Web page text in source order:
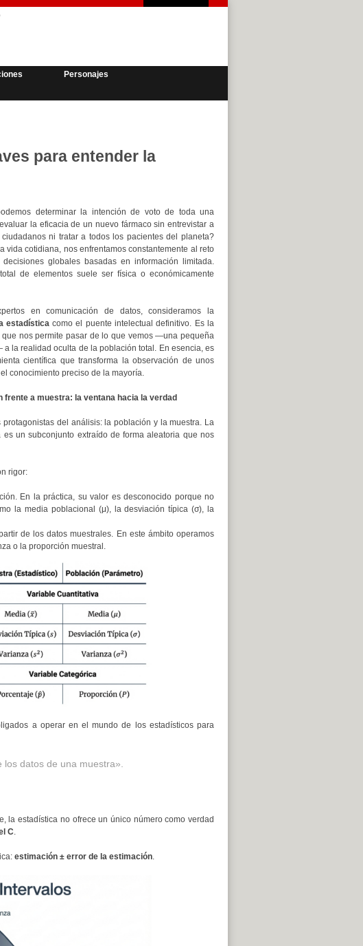
Personajes
para entender la
determinar la intención de voto de toda una
la eficacia de un nuevo fármaco sin entrevistar a
ni tratar a todos los pacientes del planeta?
vida cotidiana, nos enfrentamos constantemente al reto
decisiones globales basadas en información limitada.
de elementos suele ser física o económicamente
en comunicación de datos, consideramos la
estadísticacomo el puente intelectual definitivo. Es la
que nos permite pasar de lo que vemos —una pequeña
a la realidad oculta de la población total. En esencia, es
científica que transforma la observación de unos
conocimiento preciso de la mayoría.
frente a muestra: la ventana hacia la verdad
del análisis: la población y la muestra. La
un subconjunto extraído de forma aleatoria que nos
rigor:
En la práctica, su valor es desconocido porque no
la media poblacional (μ), la desviación típica (σ), la
de los datos muestrales. En este ámbito operamos
o la proporción muestral.
a operar en el mundo de los estadísticos para
los datos de una muestra».
la estadística no ofrece un único número como verdad
C.
estimación ± error de la estimación.